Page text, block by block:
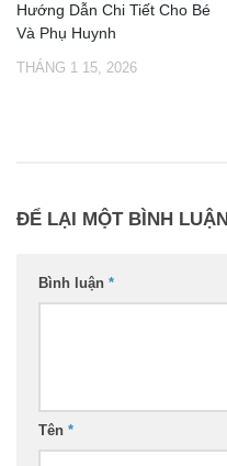
Hướng Dẫn Chi Tiết Cho Bé
Và Phụ Huynh
THÁNG 1 15, 2026
ĐỂ LẠI MỘT BÌNH LUẬN
Bình luận *
Tên *